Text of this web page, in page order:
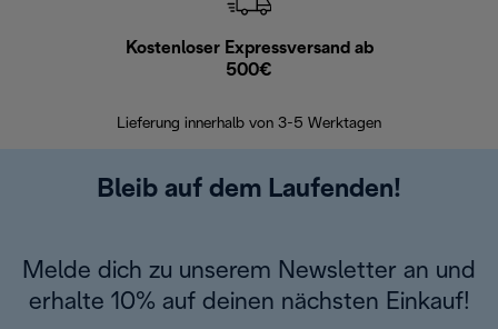
Kostenloser Expressversand ab
500€
Lieferung innerhalb von 3-5 Werktagen
Bleib auf dem Laufenden!
Melde dich zu unserem Newsletter an und
erhalte 10% auf deinen nächsten Einkauf!